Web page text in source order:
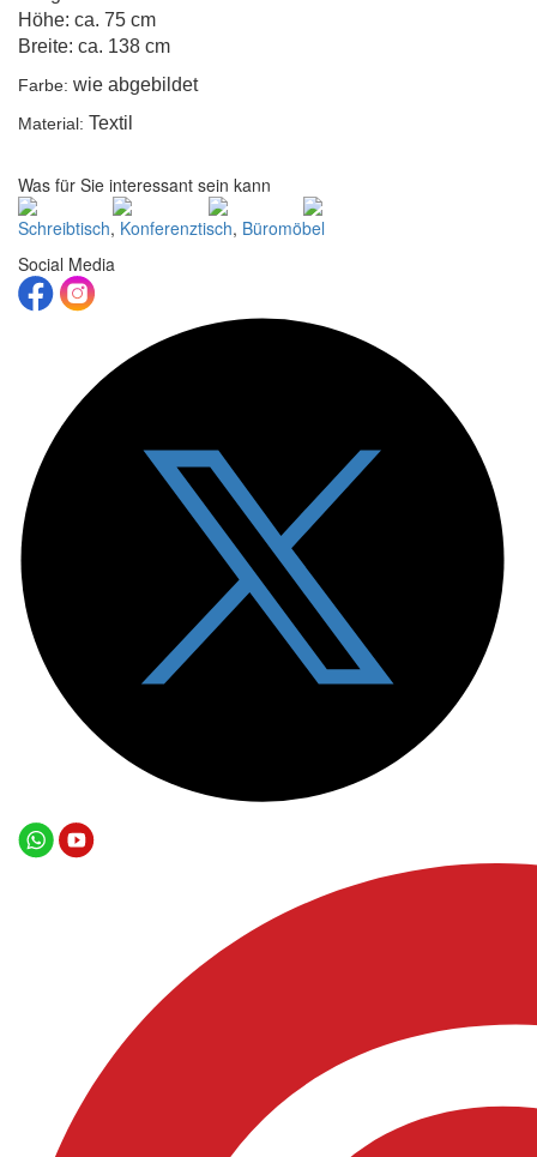
Höhe: ca. 75 cm
Breite: ca. 138 cm
Farbe: wie abgebildet
Material: Textil
Was für Sie interessant sein kann
Schreibtisch, Konferenztisch, Büromöbel
Social Media